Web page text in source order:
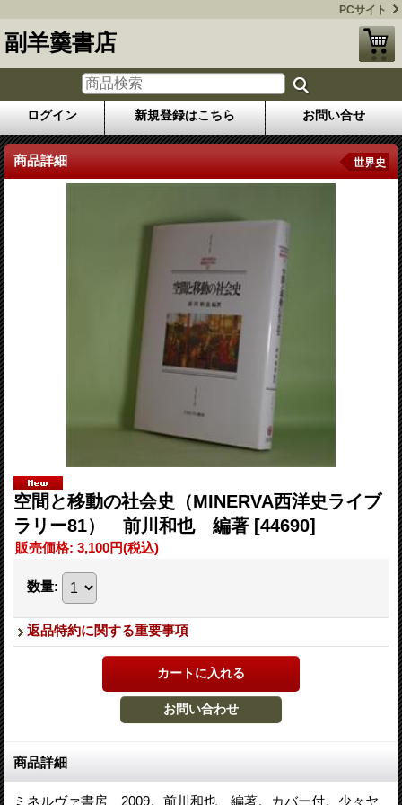
PCサイト
副羊羹書店
ログイン 新規登録はこちら お問い合せ
商品詳細 世界史
空間と移動の社会史（MINERVA西洋史ライブ
ラリー81） 前川和也 編著 [44690]
販売価格: 3,100円(税込)
数量:
返品特約に関する重要事項
商品詳細
ミネルヴァ書房、2009。前川和也 編著。カバー付。少々ヤ